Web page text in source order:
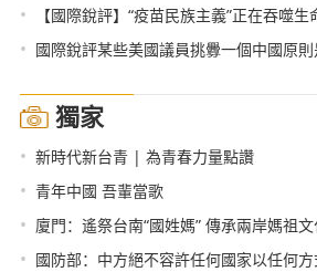
• 【國際銳評】“疫苗民族主義”正在吞噬生
• 國際銳評某些美國議員挑釁一個中國原
獨家
• 新時代新台青 | 為青春力量點讚
• 青年中國 吾輩當歌
• 廈門：遙祭台南“國姓媽” 傳承兩岸媽祖
• 國防部：中方絕不容許任何國家以任何